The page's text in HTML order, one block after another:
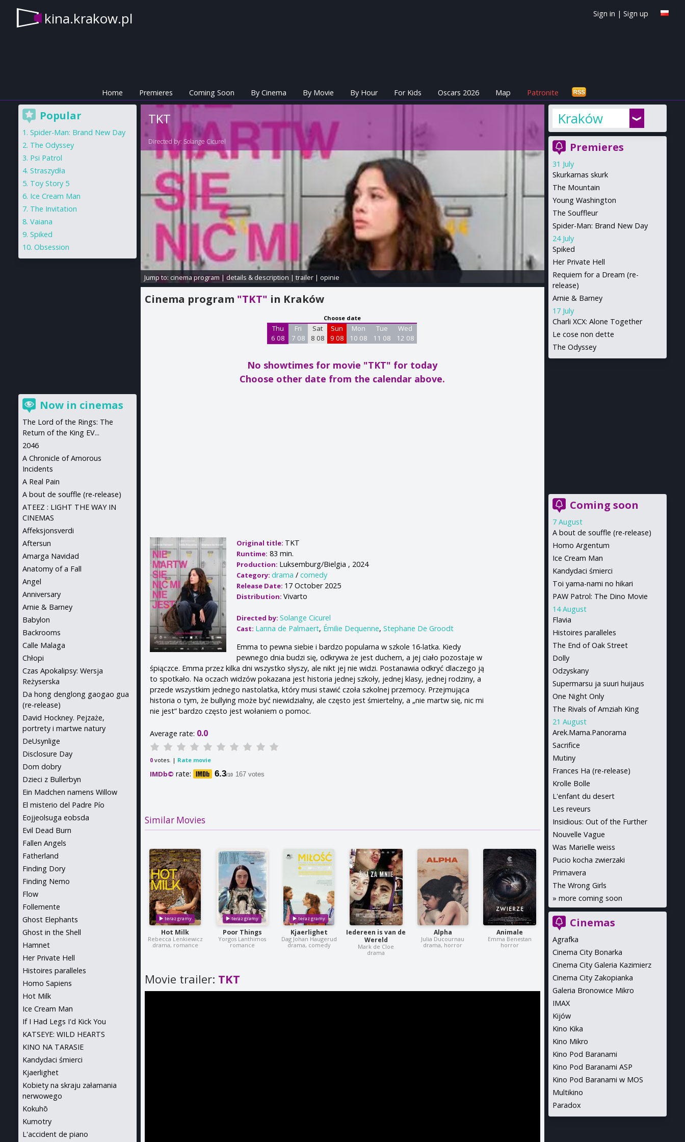
kina.krakow.pl Sign in | Sign up
Home Premieres Coming Soon By Cinema By Movie By Hour For Kids Oscars 2026 Map Patronite
TKT
Directed by:Solange Cicurel
Jump to: cinema program | details & description | trailer| opinie
Cinema program "TKT" in Kraków
Choose date
Thu
6 08
Fri
7 08
Sat
8 08
Sun
9 08
Mon
10 08
Tue
11 08
Wed
12 08
No showtimes for movie "TKT" for today
Choose other date from the calendar above.
Original title: TKT
Runtime: 83 min.
Production: Luksemburg/Bielgia , 2024
Category:drama /comedy
Release Date: 17 October 2025
Distribution:Vivarto
Directed by:Solange Cicurel
Cast: Lanna de Palmaert, Émilie Dequenne,Stephane De Groodt
Emma to pewna siebie i bardzo popularna w szkole 16-latka. Kiedy
pewnego dnia budzi się, odkrywa że jest duchem, a jej ciało pozostaje w
śpiączce. Emma przez kilka dni wszystko słyszy, ale nikt jej nie widzi. Postanawia odkryć dlaczego ją
to spotkało. Na oczach widzów pokazana jest historia jednej szkoły, jednej klasy, jednej rodziny, a
przede wszystkim jednego nastolatka, który musi stawić czoła szkolnej przemocy. Przejmująca
historia o tym, że bullying może być niewidzialny, ale często jest śmiertelny, a „nie martw się, nic mi
nie jest” bardzo często jest wołaniem o pomoc.
Average rate: 0.0
0votes. | Rate movie
IMDb© rate: 6.3/10 167 votes
Similar Movies
Hot Milk
Rebecca Lenkiewicz
drama, romance
Poor Things
Yorgos Lanthimos
romance
Kjaerlighet
Dag Johan Haugerud
drama, comedy
Iedereen is van de
Wereld
Mark de Cloe
drama
Alpha
Julia Ducournau
drama, horror
Animale
Emma Benestan
horror
Movie trailer: TKT
Kraków
Premieres
31 July
Skurkarnas skurk
The Mountain
Young Washington
The Souffleur
Spider-Man: Brand New Day
24 July
Spiked
Her Private Hell
Requiem for a Dream (re-
release)
Arnie & Barney
17 July
Charli XCX: Alone Together
Le cose non dette
The Odyssey
Coming soon
7 August
A bout de souffle (re-release)
Homo Argentum
Ice Cream Man
Kandydaci śmierci
Toi yama-nami no hikari
PAW Patrol: The Dino Movie
14 August
Flavia
Histoires paralleles
The End of Oak Street
Dolly
Odzyskany
Supermarsu ja suuri huijaus
One Night Only
The Rivals of Amziah King
21 August
Arek.Mama.Panorama
Sacrifice
Mutiny
Frances Ha (re-release)
Krolle Bolle
L'enfant du desert
Les reveurs
Insidious: Out of the Further
Nouvelle Vague
Was Marielle weiss
Pucio kocha zwierzaki
Primavera
The Wrong Girls
» more coming soon
Cinemas
Agrafka
Cinema City Bonarka
Cinema City Galeria Kazimierz
Cinema City Zakopianka
Galeria Bronowice Mikro
IMAX
Kijów
Kino Kika
Kino Mikro
Kino Pod Baranami
Kino Pod Baranami ASP
Kino Pod Baranami w MOS
Multikino
Paradox
Popular
Spider-Man: Brand New Day
The Odyssey
Psi Patrol
Straszydła
Toy Story 5
Ice Cream Man
The Invitation
Vaiana
Spiked
Obsession
Now in cinemas
The Lord of the Rings: The
Return of the King EV...
2046
A Chronicle of Amorous
Incidents
A Real Pain
A bout de souffle (re-release)
ATEEZ : LIGHT THE WAY IN
CINEMAS
Affeksjonsverdi
Aftersun
Amarga Navidad
Anatomy of a Fall
Angel
Anniversary
Arnie & Barney
Babylon
Backrooms
Calle Malaga
Chłopi
Czas Apokalipsy: Wersja
Reżyserska
Da hong denglong gaogao gua
(re-release)
David Hockney. Pejzaże,
portrety i martwe natury
DeUsynlige
Disclosure Day
Dom dobry
Dzieci z Bullerbyn
Ein Madchen namens Willow
El misterio del Padre Pío
Eojjeolsuga eobsda
Evil Dead Burn
Fallen Angels
Fatherland
Finding Dory
Finding Nemo
Flow
Follemente
Ghost Elephants
Ghost in the Shell
Hamnet
Her Private Hell
Histoires paralleles
Homo Sapiens
Hot Milk
Ice Cream Man
If I Had Legs I'd Kick You
KATSEYE: WILD HEARTS
KINO NA TARASIE
Kandydaci śmierci
Kjaerlighet
Kobiety na skraju załamania
nerwowego
Kokuhō
Kumotry
L'accident de piano